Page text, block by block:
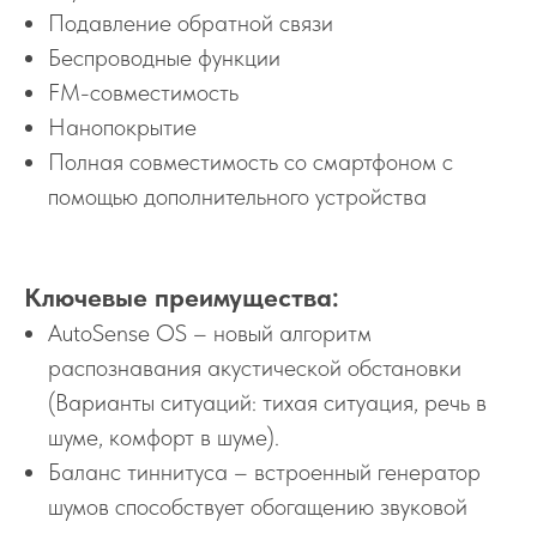
Подавление обратной связи
Беспроводные функции
FM-совместимость
Нанопокрытие
Полная совместимость со смартфоном с
помощью дополнительного устройства
Ключевые преимущества:
AutoSense OS – новый алгоритм
распознавания акустической обстановки
(Варианты ситуаций: тихая ситуация, речь в
шуме, комфорт в шуме).
Баланс тиннитуса – встроенный генератор
шумов способствует обогащению звуковой